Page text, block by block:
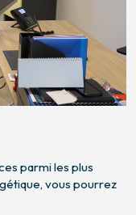
parmi les plus
vous pourrez